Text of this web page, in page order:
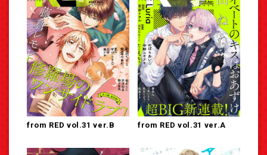
from RED vol.31 ver.B from RED vol.31 ver.A